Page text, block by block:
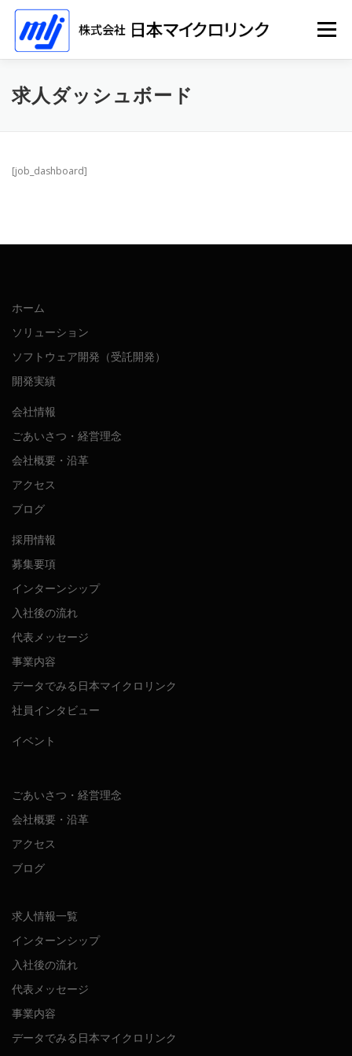
メニュー
ホーム ソリューション 会社情報
求人ダッシュボード
[job_dashboard]
ホーム
ソリューション
ソフトウェア開発（受託開発）
開発実績
会社情報
ごあいさつ・経営理念
会社概要・沿革
アクセス
ブログ
採用情報
募集要項
インターンシップ
入社後の流れ
代表メッセージ
事業内容
データでみる日本マイクロリンク
社員インタビュー
イベント
ごあいさつ・経営理念
会社概要・沿革
アクセス
ブログ
求人情報一覧
インターンシップ
入社後の流れ
代表メッセージ
事業内容
データでみる日本マイクロリンク